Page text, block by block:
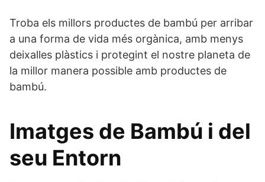
Troba els millors productes de bambú per arribar
a una forma de vida més orgànica, amb menys
deixalles plàstics i protegint el nostre planeta de
la millor manera possible amb productes de
bambú.
Imatges de Bambú i del
seu Entorn